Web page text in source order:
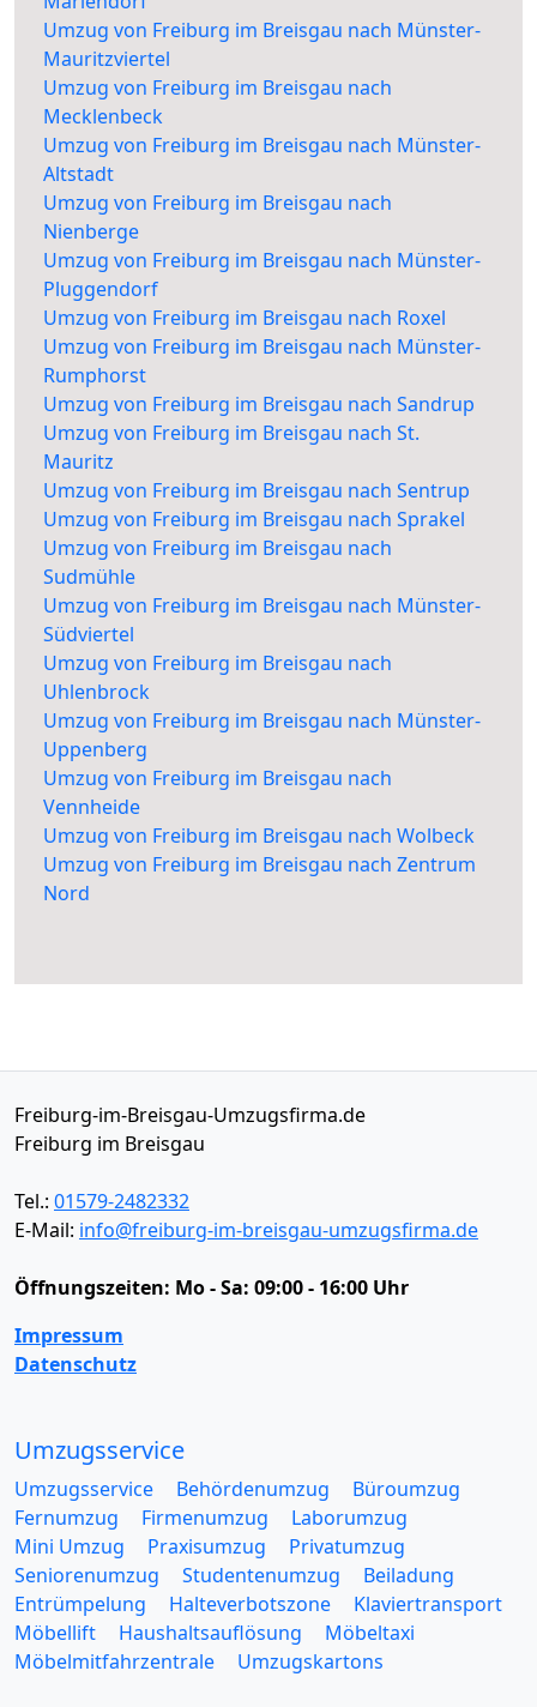
Umzug von Freiburg im Breisgau nach Münster-
Mauritzviertel
Umzug von Freiburg im Breisgau nach
Mecklenbeck
Umzug von Freiburg im Breisgau nach Münster-
Altstadt
Umzug von Freiburg im Breisgau nach
Nienberge
Umzug von Freiburg im Breisgau nach Münster-
Pluggendorf
Umzug von Freiburg im Breisgau nach Roxel
Umzug von Freiburg im Breisgau nach Münster-
Rumphorst
Umzug von Freiburg im Breisgau nach Sandrup
Umzug von Freiburg im Breisgau nach St.
Mauritz
Umzug von Freiburg im Breisgau nach Sentrup
Umzug von Freiburg im Breisgau nach Sprakel
Umzug von Freiburg im Breisgau nach
Sudmühle
Umzug von Freiburg im Breisgau nach Münster-
Südviertel
Umzug von Freiburg im Breisgau nach
Uhlenbrock
Umzug von Freiburg im Breisgau nach Münster-
Uppenberg
Umzug von Freiburg im Breisgau nach
Vennheide
Umzug von Freiburg im Breisgau nach Wolbeck
Umzug von Freiburg im Breisgau nach Zentrum
Nord
Freiburg-im-Breisgau-Umzugsfirma.de
Freiburg im Breisgau
Tel.: 01579-2482332
E-Mail: info@freiburg-im-breisgau-umzugsfirma.de
Öffnungszeiten: Mo - Sa: 09:00 - 16:00 Uhr
Impressum
Datenschutz
Umzugsservice
Umzugsservice Behördenumzug
Büroumzug
Fernumzug
Firmenumzug
Laborumzug
Mini Umzug
Praxisumzug
Privatumzug
Seniorenumzug
Studentenumzug
Beiladung
Entrümpelung
Halteverbotszone
Klaviertransport
Möbellift
Haushaltsauflösung
Möbeltaxi
Möbelmitfahrzentrale
Umzugskartons